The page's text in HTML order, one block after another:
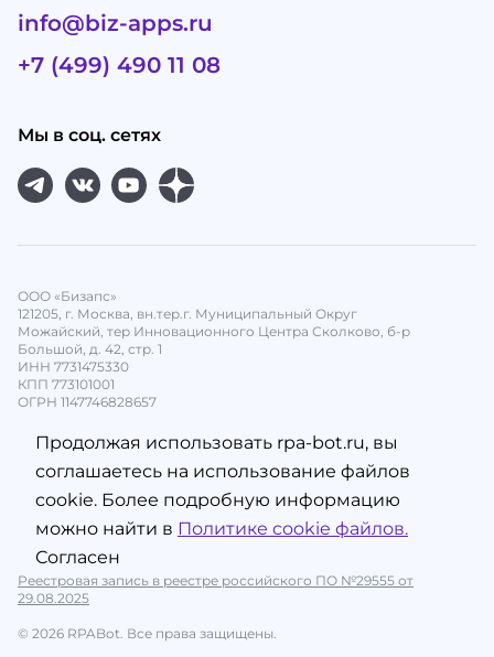
ООО «Бизапс»
121205, г. Москва, вн.тер.г. Муниципальный Округ
Можайский, тер Инновационного Центра Сколково, б-р
Большой, д. 42, стр. 1
ИНН 7731475330
КПП 773101001
ОГРН 1147746828657
info@biz-apps.ru
+7 (499) 490 11 08
Мы в соц. сетях
© 2026 RPABot. Все права защищены.
Реестровая запись в реестре российского ПО №29555 от
29.08.2025
Продолжая использовать rpa-bot.ru, вы
соглашаетесь на использование файлов
cookie. Более подробную информацию
можно найти в Политике cookie файлов.
Согласен